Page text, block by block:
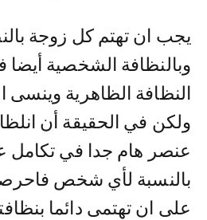
يجب ان تهتم كل زوجة
وبالنظافة الشخصية
النظافة الظاهرية وينسى
ولكن في الحقيقة أن
عنصر هام جدا في تكامل
بالنسبة لأي شخص
على ان تهتمى دائما